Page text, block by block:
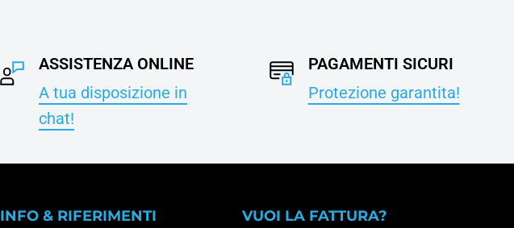
ASSISTENZA ONLINE
A tua disposizione in
chat!
PAGAMENTI SICURI
Protezione garantita!
INFO & RIFERIMENTI VUOI LA FATTURA?